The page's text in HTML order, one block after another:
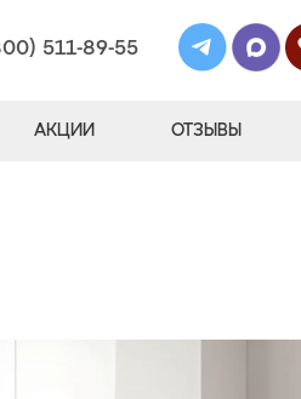
511-89-55
АКЦИИ ОТЗЫВЫ